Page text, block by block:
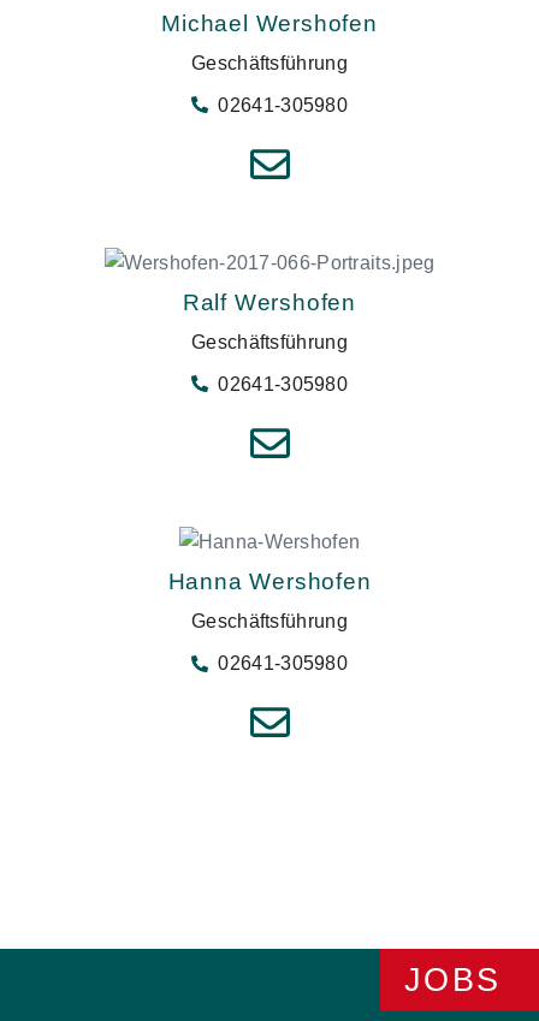
Michael Wershofen
Geschäftsführung
02641-305980
Ralf Wershofen
Geschäftsführung
02641-305980
Hanna Wershofen
Geschäftsführung
02641-305980
JOBS